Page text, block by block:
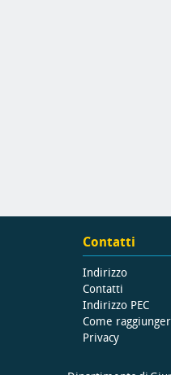
Contatti
Indirizzo
Contatti
Indirizzo PEC
Come
Privacy